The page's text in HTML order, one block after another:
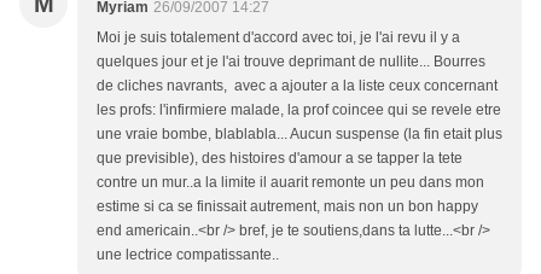
Myriam 26/09/2007 14:27
Moi je suis totalement d'accord avec toi, je l'ai revu il y a
quelques jour et je l'ai trouve deprimant de nullite... Bourres
de cliches navrants, avec a ajouter a la liste ceux concernant
les profs: l'infirmiere malade, la prof coincee qui se revele etre
une vraie bombe, blablabla... Aucun suspense (la fin etait plus
que previsible), des histoires d'amour a se tapper la tete
contre un mur..a la limite il auarit remonte un peu dans mon
estime si ca se finissait autrement, mais non un bon happy
end americain..<br /> bref, je te soutiens,dans ta lutte...<br />
une lectrice compatissante..